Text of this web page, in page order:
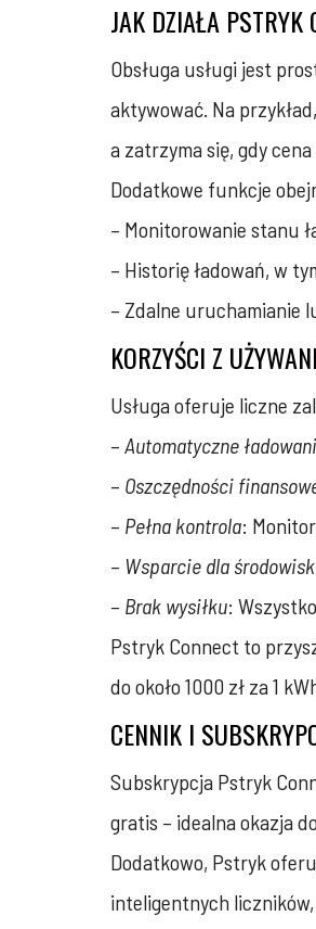
JAK DZIAŁA PSTRYK
Obsługa usługi jest
aktywować. Na
a zatrzyma się, gdy
Dodatkowe funkcje
– Monitorowanie stanu
– Historię ładowań, w
– Zdalne uruchamianie
KORZYŚCI Z
Usługa oferuje liczne
– Automatyczne
– Oszczędności
– Pełna kontrola:
– Wsparcie dla
– Brak wysiłku:
Pstryk Connect to
do około 1000 zł za 1
CENNIK I
Subskrypcja Pstryk
gratis – idealna okazja
Dodatkowo, Pstryk
inteligentnych